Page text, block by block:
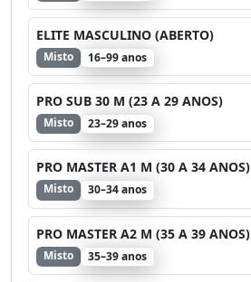
ELITE MASCULINO (ABERTO)
Misto 16–99 anos
PRO SUB 30 M (23 A 29 ANOS)
Misto 23–29 anos
PRO MASTER A1 M (30 A 34 ANOS)
Misto 30–34 anos
PRO MASTER A2 M (35 A 39 ANOS)
Misto 35–39 anos